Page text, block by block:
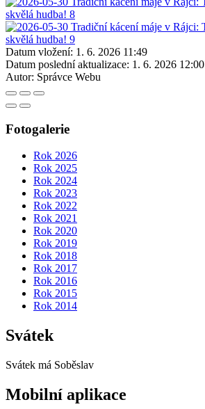
Datum vložení: 1. 6. 2026 11:49
Datum poslední aktualizace: 1. 6. 2026 12:00
Autor: Správce Webu
Fotogalerie
Rok 2026
Rok 2025
Rok 2024
Rok 2023
Rok 2022
Rok 2021
Rok 2020
Rok 2019
Rok 2018
Rok 2017
Rok 2016
Rok 2015
Rok 2014
Svátek
Svátek má Soběslav
Mobilní aplikace